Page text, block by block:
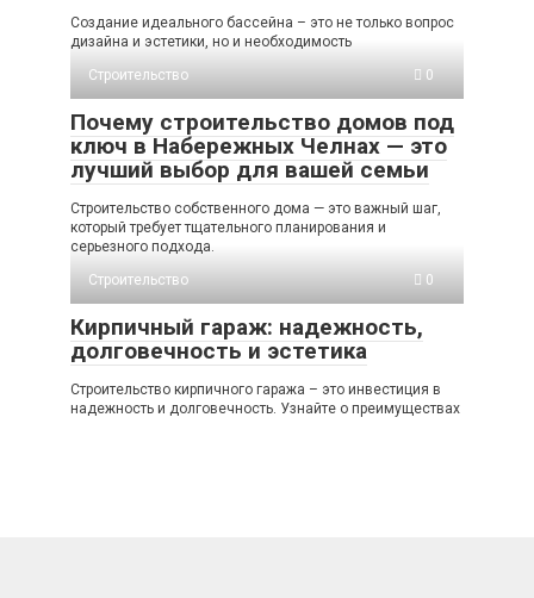
Создание идеального бассейна – это не только вопрос
дизайна и эстетики, но и необходимость
Строительство
0
Почему строительство домов под
ключ в Набережных Челнах — это
лучший выбор для вашей семьи
Строительство собственного дома — это важный шаг,
который требует тщательного планирования и
серьезного подхода.
Строительство
0
Кирпичный гараж: надежность,
долговечность и эстетика
Строительство кирпичного гаража – это инвестиция в
надежность и долговечность. Узнайте о преимуществах